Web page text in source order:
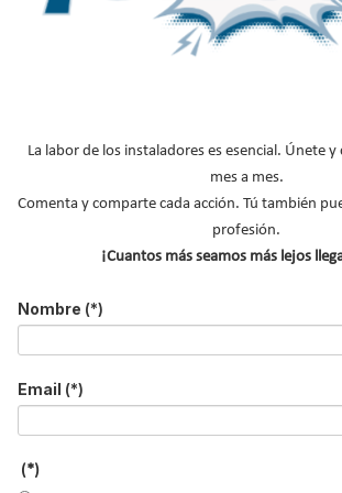
La distribuidora de material para instalaciones
Renovables, Gas, Electricidad, Refrigeración y
La labor de los instaladores es esencial. Únete y
mes a mes.
Comenta y comparte cada acción. Tú también
profesión.
¡Cuantos más seamos más lejos
Nombre (*)
Email (*)
(*)